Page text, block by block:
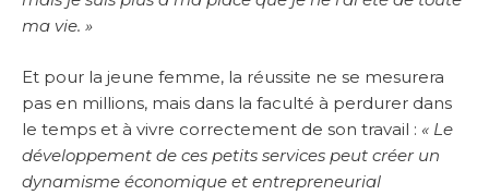
ma vie. »
Et pour la jeune femme, la réussite ne se mesurera
pas en millions, mais dans la faculté à perdurer dans
le temps et à vivre correctement de son travail : « Le
développement de ces petits services peut créer un
dynamisme économique et entrepreneurial